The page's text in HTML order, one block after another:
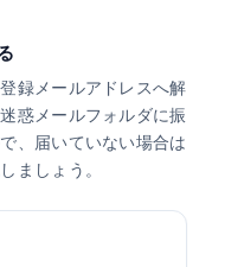
録メールアドレスへ解
惑メールフォルダに振
、届いていない場合は
ましょう。